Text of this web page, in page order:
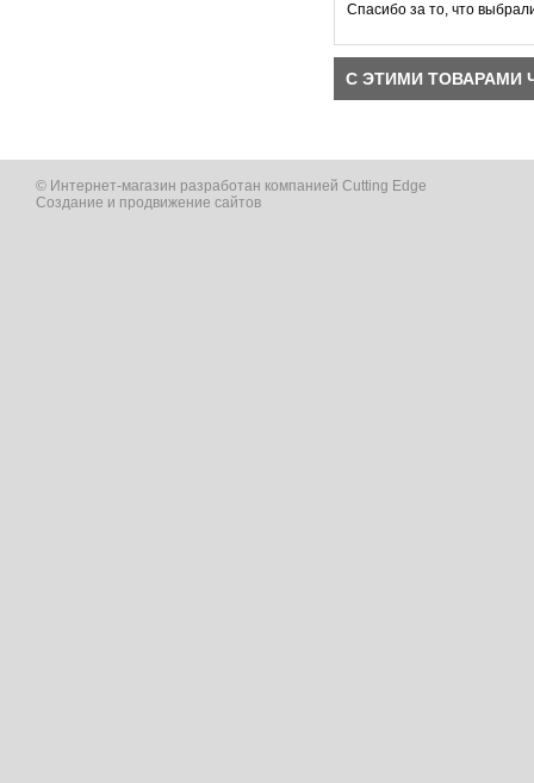
Спасибо за то, что
С ЭТИМИ ТОВАРАМИ
© Интернет-магазин разработан компанией Cutting Edge
Создание и продвижение сайтов